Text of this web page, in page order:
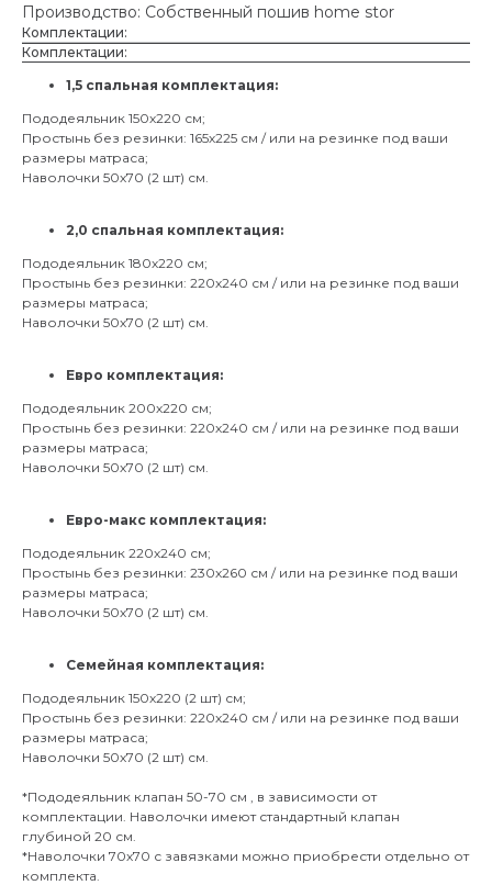
Производство: Собственный пошив home stor
Комплектации:
Комплектации:
1,5 спальная комплектация:
Пододеяльник 150х220 см;
Простынь без резинки: 165х225 см / или на резинке под ваши
размеры матраса;
Наволочки 50х70 (2 шт) см.
2,0 спальная комплектация:
Пододеяльник 180х220 см;
Простынь без резинки: 220х240 см / или на резинке под ваши
размеры матраса;
Наволочки 50х70 (2 шт) см.
Евро комплектация:
Пододеяльник 200х220 см;
Простынь без резинки: 220х240 см / или на резинке под ваши
размеры матраса;
Наволочки 50х70 (2 шт) см.
Евро-макс комплектация:
Пододеяльник 220х240 см;
Простынь без резинки: 230х260 см / или на резинке под ваши
размеры матраса;
Наволочки 50х70 (2 шт) см.
Семейная комплектация:
Пододеяльник 150х220 (2 шт) см;
Простынь без резинки: 220х240 см / или на резинке под ваши
размеры матраса;
Наволочки 50х70 (2 шт) см.
*Пододеяльник клапан 50-70 см , в зависимости от
комплектации. Наволочки имеют стандартный клапан
глубиной 20 см.
*Наволочки 70х70 с завязками можно приобрести отдельно от
комплекта.